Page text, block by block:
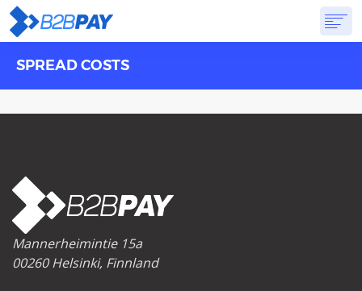
ÜBERLÖSUNGENVIRTUELLE BANK
SPREAD COSTS
Mannerheimintie 15a
00260 Helsinki, Finnland